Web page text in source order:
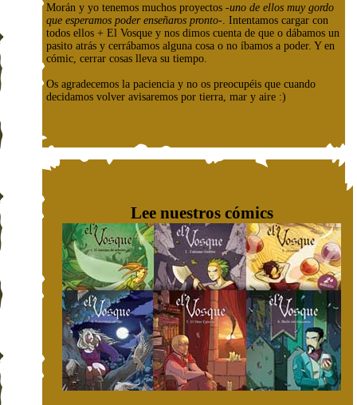
Morán y yo tenemos muchos proyectos -uno de ellos muy gordo
que esperamos poder enseñaros pronto- . Intentamos cargar con
todos ellos + El Vosque y nos dimos cuenta de que o dábamos un
pasito atrás y cerrábamos alguna cosa o no íbamos a poder. Y en
cómic, cerrar cosas lleva su tiempo.
Os agradecemos la paciencia y no os preocupéis que cuando
decidamos volver avisaremos por tierra, mar y aire :)
Lee nuestros cómics